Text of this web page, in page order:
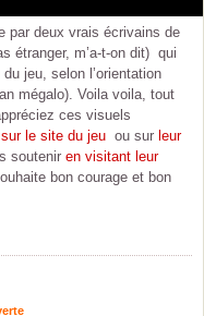
par deux vrais écrivains de
étranger, m’a-t-on dit) qui
jeu, selon l’orientation
mégalo). Voila voila, tout
ces visuels
le site du jeu ou sur leur
soutenir en visitant leur
bon courage et bon